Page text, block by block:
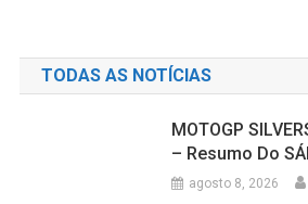
TODAS AS NOTÍCIAS
MOTOGP
– Resumo Do
agosto 8, 2026